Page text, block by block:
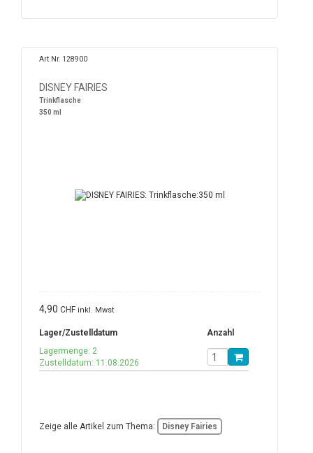
Art.Nr. 128900
DISNEY FAIRIES
Trinkflasche
350 ml
4,90 CHF inkl. Mwst
Lager/Zustelldatum
Anzahl
Lagermenge: 2
Zustelldatum: 11.08.2026
Zeige alle Artikel zum Thema: Disney Fairies